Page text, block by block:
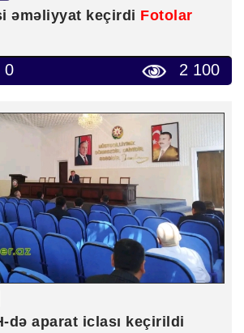
əməliyyat keçirdi Fotolar
0 2 100
də aparat iclası keçirildi